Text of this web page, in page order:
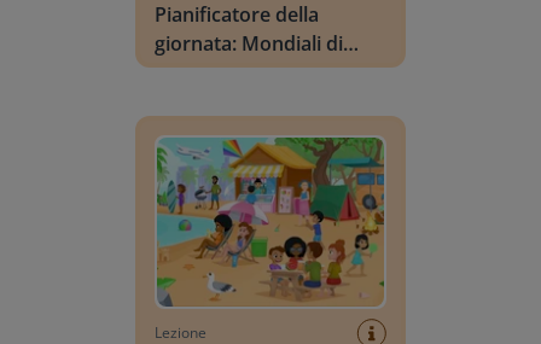
Pianificatore della
giornata: Mondiali di
calcio
Lezione